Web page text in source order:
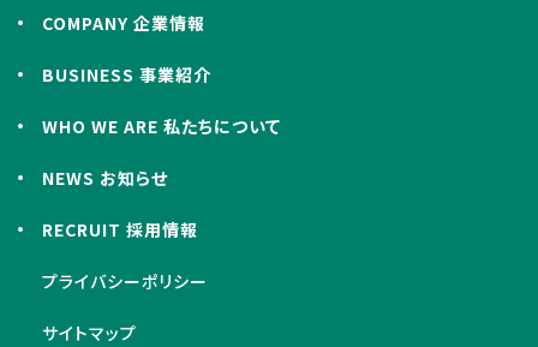
COMPANY 企業情報
BUSINESS 事業紹介
WHO WE ARE 私たちについて
NEWS お知らせ
RECRUIT 採用情報
プライバシーポリシー
サイトマップ